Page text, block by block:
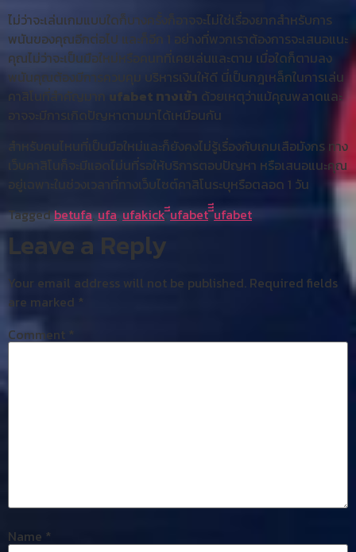
ไม่ว่าจะเล่นเกมแบบใดก็บางครั้งก็อาจจะไม่ใช่เรื่องยากสำหรับการ
พนันของคุณอีกต่อไป และก็อีก 1 อย่างที่พวกเราต้องการจะเสนอแนะ
คุณไม่ว่าจะเป็นมือใหม่หรือคนทที่เคยเล่นและตาม เมื่อใดก็ตามลง
พนันคุณต้องมีการควบคุม บริหารเงินให้ดี นี่เป็นกฎเหล็กในการเล่น
คาสิโนที่สำคัญมาก ufabet ทางเข้า ด้วยเหตุว่าแม้คุณพลาดและ
อาจจะมีการเกิดปัญหาตามมาได้เหมือนกัน
สำหรับคนไหนที่เป็นมือใหม่และก็ยังคงไม่รู้เรื่องกับเกมเสือมังกร ทาง
เว็บคาสิโนก็จะมีแอดไม่นที่รอให้บริการตอบปัญหา หรือเสนอแนะคุณ
อยู่เฉพาะในช่วงเวลาที่ทางเว็บไซต์คาสิโนระบุหรือตลอด 1 วัน
Taggedbetufa, ufa, ufakick,ีีufabet,ีีีufabet
Leave a Reply
Your email address will not be published. Required fields
are marked *
Comment *
Name *